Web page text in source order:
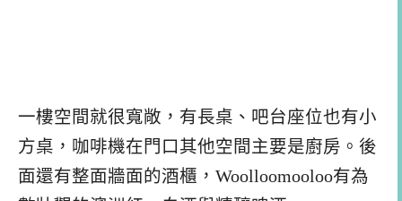
一樓空間就很寬敞，有長桌、吧台座位也有小
方桌，咖啡機在門口其他空間主要是廚房。後
面還有整面牆面的酒櫃，Woolloomooloo有為